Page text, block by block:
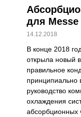
В конце 2018
открыла новый
правильное
принципиально
руководство
охлаждения
абсорбционных
для
14.12.2018